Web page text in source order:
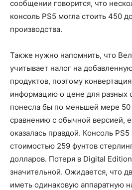
сообщении говорится, что
консоль PS5 могла стоить 450
производства.
Также нужно напомнить, что
учитывает налог на
продуктов, поэтому
информацию о цене для разных
понесла бы по меньшей мере 50
сравнению с обычной версией,
оказалась правдой. Консоль
стоимостью 259 фунтов
долларов. Потеря в Digital
значительной. Ожидается, что
иметь одинаковую аппаратную